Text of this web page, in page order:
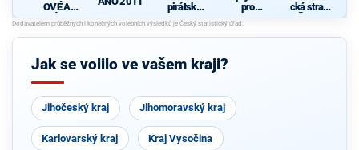
OVÉ A
NEZÁVISL
Í
pirátská
strana
pro
Středočes
ký kraj -
TOP 09,
cká strana
Čech a
Jak se volilo ve vašem kraji?
Jihočeský kraj Jihomoravský kraj
Karlovarský kraj Kraj Vysočina